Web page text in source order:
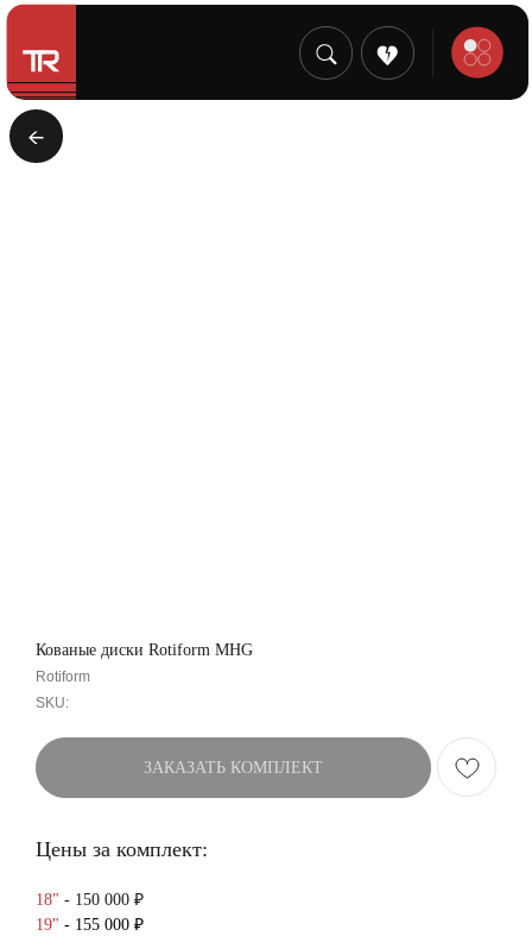
Кованые диски Rotiform MHG
Rotiform
SKU:
ЗАКАЗАТЬ КОМПЛЕКТ
Цены за комплект:
18" - 150 000 ₽
19" - 155 000 ₽